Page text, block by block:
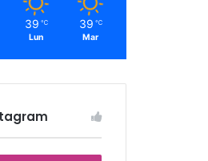
39 ℃
Lun
39 ℃
Mar